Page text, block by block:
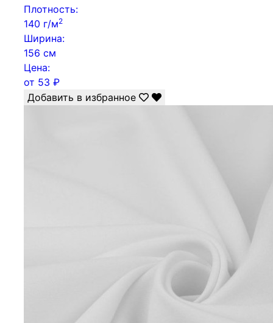
Плотность:
140 г/м2
Ширина:
156 см
Цена:
от 53 ₽
Добавить в избранное